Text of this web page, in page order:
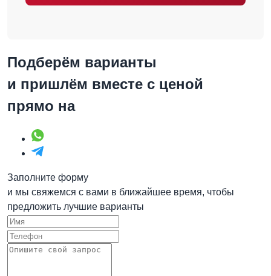
Подберём варианты
и пришлём вместе с ценой
прямо на
Заполните форму
и мы свяжемся с вами в ближайшее время, чтобы
предложить лучшие варианты